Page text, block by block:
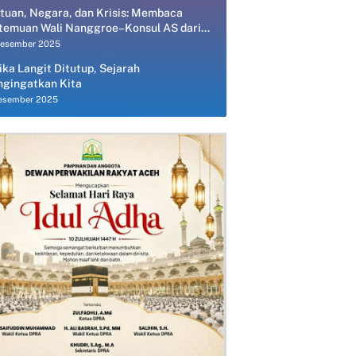
Negara, dan Krisis: Membaca
Wali Nanggroe–Konsul AS dari
Ekonomi Politik
2025
Langit Ditutup, Sejarah
Kita
2025